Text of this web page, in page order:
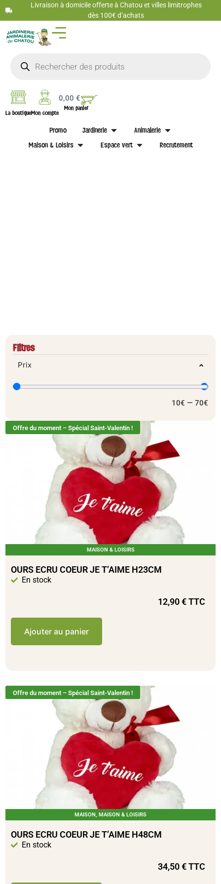
Livraison à domicile offerte à Chatou et villes limitrophes
dès 100€ d’achats
La boutiqueMon compte
0,00€
Mon panier
Promo Jardinerie
Animalerie
Maison & Loisirs
Espace vert Recrutement
Filtres
Prix
10€ — 70€
Offre du moment – Spécial Saint-Valentin !
MAISON & LOISIRS
OURS ECRU COEUR JE T’AIME H23CM
En stock
12,90€TTC
Ajouter au panier
Offre du moment – Spécial Saint-Valentin !
MAISON, MAISON & LOISIRS
OURS ECRU COEUR JE T’AIME H48CM
En stock
34,50€TTC